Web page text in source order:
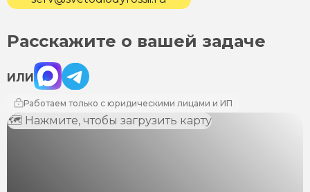
Расскажите о вашей задаче
ИЛИ
Max Telegram
Работаем только с юридическими лицами и ИП
🗺 Нажмите, чтобы загрузить карту